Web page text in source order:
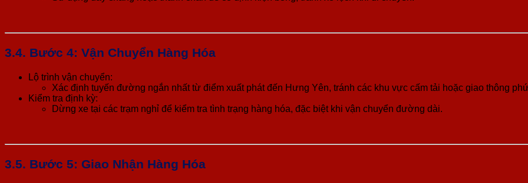
3.4. Bước 4: Vận Chuyển Hàng Hóa
Lộ trình vận chuyển:
Xác định tuyến đường ngắn nhất từ điểm xuất phát đến Hưng Yên, tránh các khu vực cấm tải hoặc giao thông
Kiểm tra định kỳ:
Dừng xe tại các trạm nghỉ để kiểm tra tình trạng hàng hóa, đặc biệt khi vận chuyển đường dài.
3.5. Bước 5: Giao Nhận Hàng Hóa